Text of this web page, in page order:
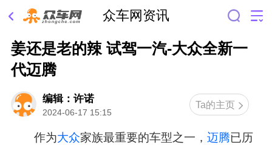
众车网资讯
姜还是老的辣 试驾一汽-大众全新一
代迈腾
编辑：许诺
2024-06-17 15:15
Ta的主页
作为大众家族最重要的车型之一，迈腾已历